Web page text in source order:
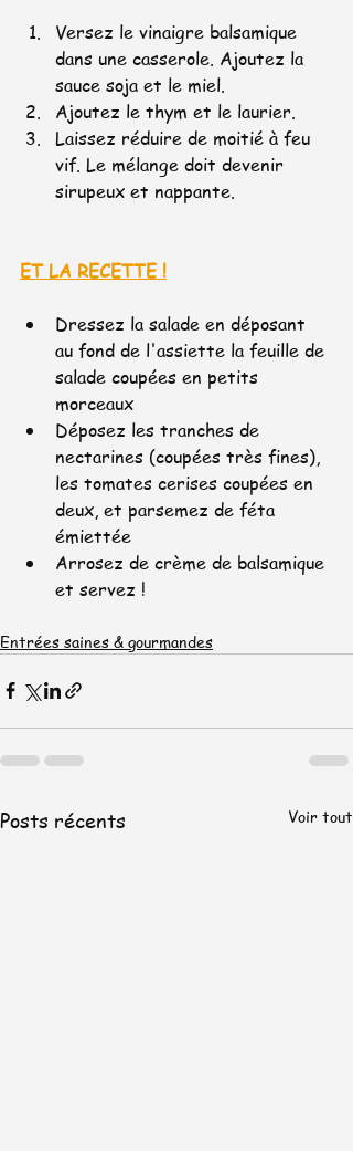
Versez le vinaigre balsamique
dans une casserole. Ajoutez la
sauce soja et le miel.
Ajoutez le thym et le laurier.
Laissez réduire de moitié à feu
vif. Le mélange doit devenir
sirupeux et nappante.
ET LA RECETTE !
Dressez la salade en déposant
au fond de l'assiette la feuille de
salade coupées en petits
morceaux
Déposez les tranches de
nectarines (coupées très fines),
les tomates cerises coupées en
deux, et parsemez de féta
émiettée
Arrosez de crème de balsamique
et servez !
Entrées saines & gourmandes
Posts récents Voir tout